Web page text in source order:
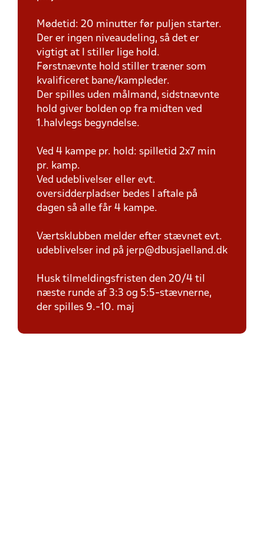
Mødetid: 20 minutter før puljen starter.
Der er ingen niveaudeling, så det er
vigtigt at I stiller lige hold.
Førstnævnte hold stiller træner som
kvalificeret bane/kampleder.
Der spilles uden målmand, sidstnævnte
hold giver bolden op fra midten ved
1.halvlegs begyndelse.
Ved 4 kampe pr. hold: spilletid 2x7 min
pr. kamp.
Ved udeblivelser eller evt.
oversidderpladser bedes I aftale på
dagen så alle får 4 kampe.
Værtsklubben melder efter stævnet evt.
udeblivelser ind på jerp@dbusjaelland.dk
Husk tilmeldingsfristen den 20/4 til
næste runde af 3:3 og 5:5-stævnerne,
der spilles 9.-10. maj